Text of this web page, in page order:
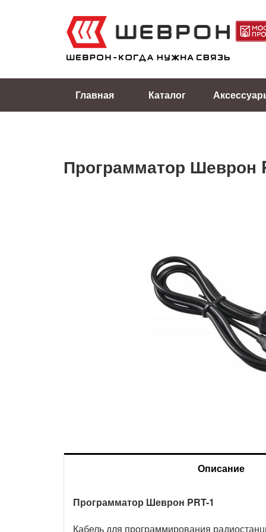
Главная Каталог
Программатор Шеврон
Описание
Программатор Шеврон PRT-1
Кабель для программирования
Доставка и оплата